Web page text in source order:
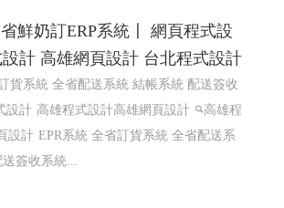
鮮奶訂ERP系統〡 網頁程式設
設計 高雄網頁設計 台北程式設計
貨系統 全省配送系統 結帳系統 配送簽收
設計 高雄程式設計高雄網頁設計
高雄程
設計 EPR系統 全省訂貨系統 全省配送系
簽收系統...